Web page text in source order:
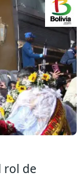
rol de